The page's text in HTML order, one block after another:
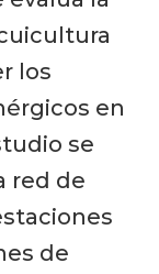
los
en
se
red de
de